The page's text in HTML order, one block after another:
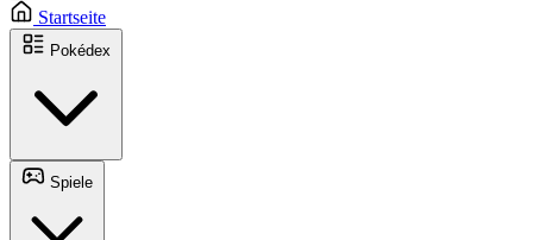
Startseite